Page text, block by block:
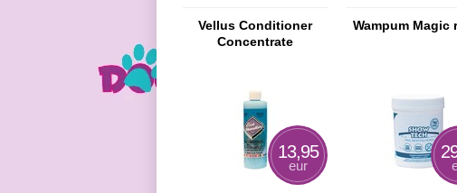
Vellus Conditioner
Concentrate
Wampum Magic
13,95
eur